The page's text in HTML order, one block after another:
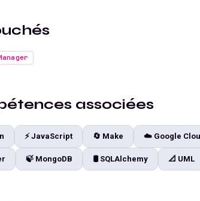
associées
⚡ JavaScript 🔄 Make ☁️ Google
🍃 MongoDB 🛢️ SQLAlchemy 📐 UML